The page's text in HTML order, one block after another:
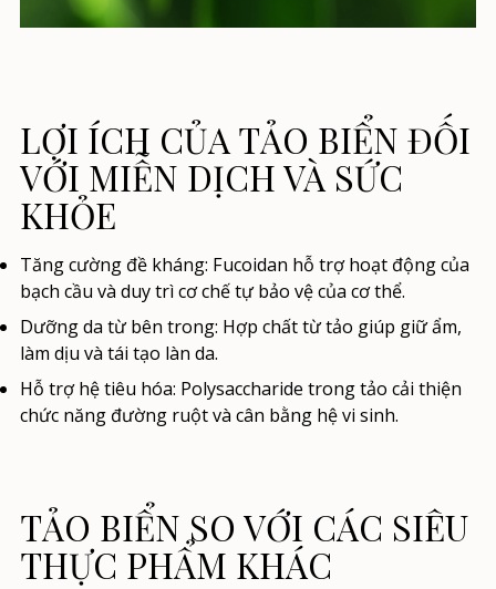
LỢI ÍCH CỦA TẢO BIỂN ĐỐI
VỚI MIỄN DỊCH VÀ SỨC
KHỎE
Tăng cường đề kháng: Fucoidan hỗ trợ hoạt động của
bạch cầu và duy trì cơ chế tự bảo vệ của cơ thể.
Dưỡng da từ bên trong: Hợp chất từ tảo giúp giữ ẩm,
làm dịu và tái tạo làn da.
Hỗ trợ hệ tiêu hóa: Polysaccharide trong tảo cải thiện
chức năng đường ruột và cân bằng hệ vi sinh.
TẢO BIỂN SO VỚI CÁC SIÊU
THỰC PHẨM KHÁC